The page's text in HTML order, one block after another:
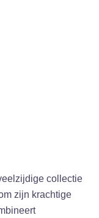
collectie
zijn krachtige